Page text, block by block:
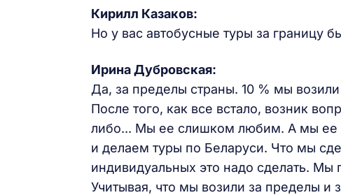
Кирилл Казаков:
Но у вас автобусные туры за границу
Ирина Дубровская:
Да, за пределы страны. 10 % мы
После того, как все встало, возник
либо... Мы ее слишком любим. А мы ее
и делаем туры по Беларуси. Что мы
индивидуальных это надо сделать.
Учитывая, что мы возили за пределы